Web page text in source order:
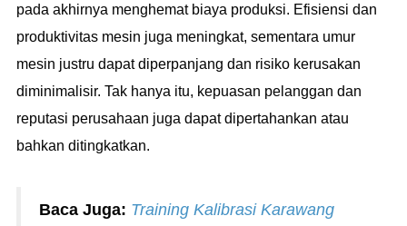
pada akhirnya menghemat biaya produksi. Efisiensi dan
produktivitas mesin juga meningkat, sementara umur
mesin justru dapat diperpanjang dan risiko kerusakan
diminimalisir. Tak hanya itu, kepuasan pelanggan dan
reputasi perusahaan juga dapat dipertahankan atau
bahkan ditingkatkan.
Baca Juga: Training Kalibrasi Karawang